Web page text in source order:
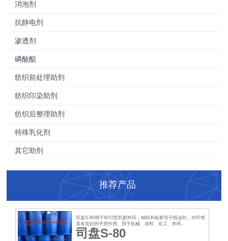
消泡剂
抗静电剂
渗透剂
磷酸酯
纺织前处理助剂
纺织印染助剂
纺织后整理助剂
特殊乳化剂
其它助剂
推荐产品
司盘S-80用于W/O型乳胶炸药，锦纶和粘胶帘子线油剂，对纤维
具有良好的平滑作用。用于机械、涂料、化工、炸药..
司盘S-80